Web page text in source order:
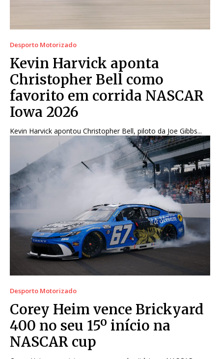
Desporto Motorizado
Kevin Harvick aponta
Christopher Bell como
favorito em corrida NASCAR
Iowa 2026
Kevin Harvick apontou Christopher Bell, piloto da Joe Gibbs...
Desporto Motorizado
Corey Heim vence Brickyard
400 no seu 15º início na
NASCAR cup